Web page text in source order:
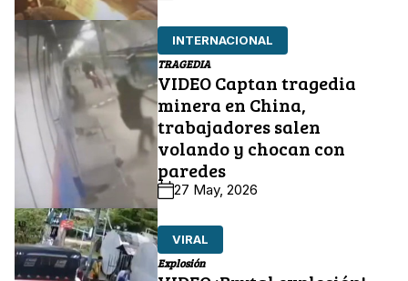
INTERNACIONAL
TRAGEDIA
VIDEO Captan tragedia
minera en China,
trabajadores salen
volando y chocan con
paredes
27 May, 2026
VIRAL
Explosión